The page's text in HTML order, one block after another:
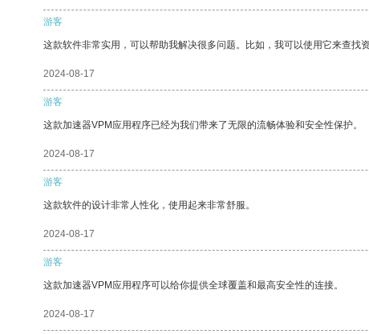
游客
这款软件非常实用，可以帮助我解决很多问题。比如，我可以使用它来查找
2024-08-17
游客
这款加速器VPM应用程序已经为我们带来了无限的流畅体验和安全性保护。
2024-08-17
游客
这款软件的设计非常人性化，使用起来非常舒服。
2024-08-17
游客
这款加速器VPM应用程序可以给你提供全球覆盖和最高安全性的连接。
2024-08-17